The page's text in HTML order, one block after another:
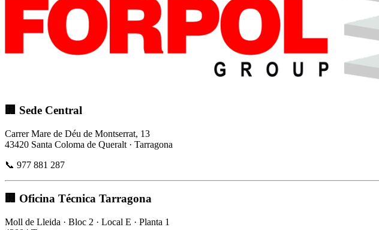
🏢 Sede Central
Carrer Mare de Déu de Montserrat, 13
43420 Santa Coloma de Queralt · Tarragona
📞 977 881 287
🏢 Oficina Técnica Tarragona
Moll de Lleida · Bloc 2 · Local E · Planta 1